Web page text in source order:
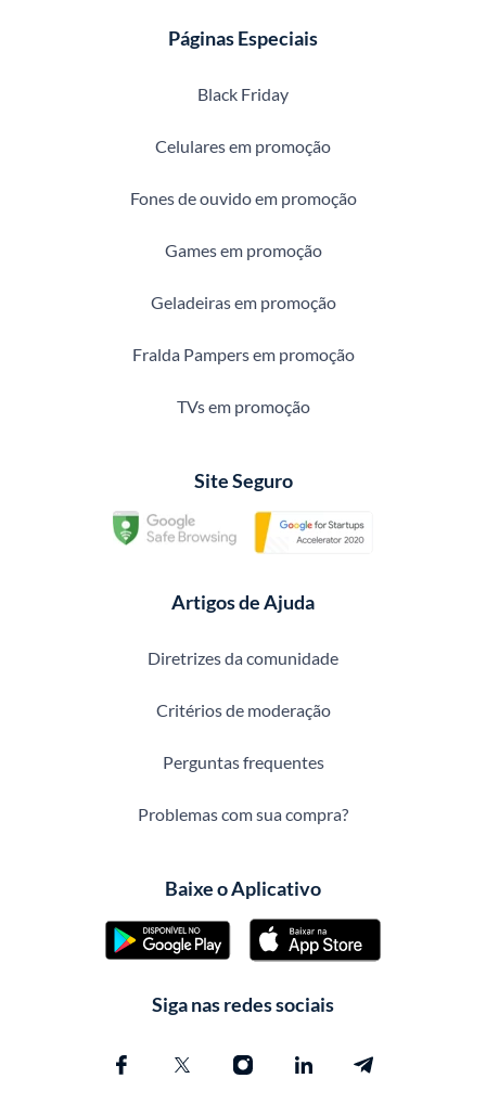
Páginas Especiais
Black Friday
Celulares em promoção
Fones de ouvido em promoção
Games em promoção
Geladeiras em promoção
Fralda Pampers em promoção
TVs em promoção
Site Seguro
Artigos de Ajuda
Diretrizes da comunidade
Critérios de moderação
Perguntas frequentes
Problemas com sua compra?
Baixe o Aplicativo
Siga nas redes sociais